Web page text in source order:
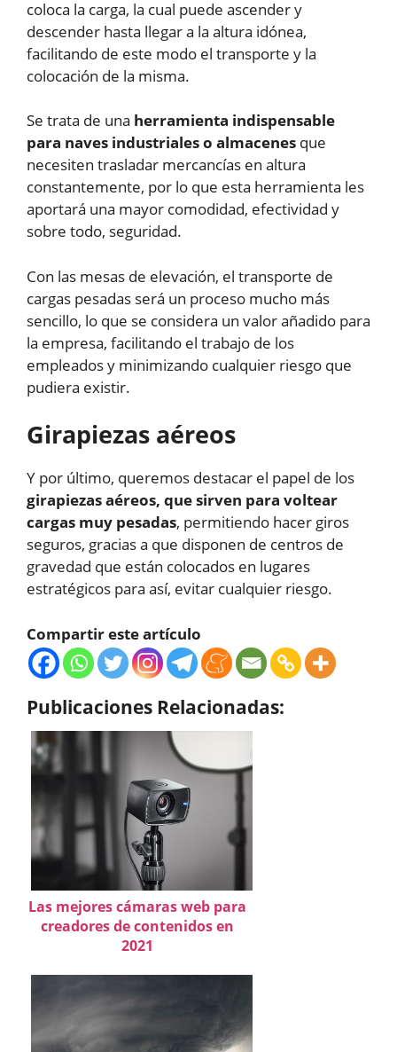
coloca la carga, la cual puede ascender y
descender hasta llegar a la altura idónea,
facilitando de este modo el transporte y la
colocación de la misma.
Se trata de una herramienta indispensable
para naves industriales o almacenes que
necesiten trasladar mercancías en altura
constantemente, por lo que esta herramienta les
aportará una mayor comodidad, efectividad y
sobre todo, seguridad.
Con las mesas de elevación, el transporte de
cargas pesadas será un proceso mucho más
sencillo, lo que se considera un valor añadido para
la empresa, facilitando el trabajo de los
empleados y minimizando cualquier riesgo que
pudiera existir.
Girapiezas aéreos
Y por último, queremos destacar el papel de los
girapiezas aéreos, que sirven para voltear
cargas muy pesadas, permitiendo hacer giros
seguros, gracias a que disponen de centros de
gravedad que están colocados en lugares
estratégicos para así, evitar cualquier riesgo.
Compartir este artículo
Publicaciones Relacionadas:
Las mejores cámaras web para
creadores de contenidos en
2021